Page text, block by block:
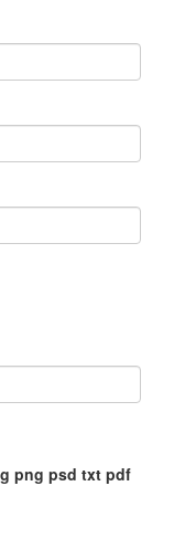
png psd txt pdf